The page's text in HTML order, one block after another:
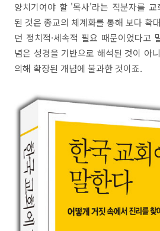
양치기여야 할 '목사'라는 직분자를
된 것은 종교의 체계화를 통해 보다 확
던 정치적·세속적 필요 때문이었다고
념은 성경을 기반으로 해석된 것이 아
의해 확장된 개념에 불과한 것이죠.